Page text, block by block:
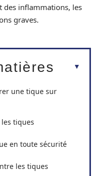
des inflammations, les
graves.
une tique sur
tiques
en toute sécurité
les tiques